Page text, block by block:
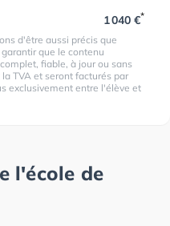
1 040 €*
d'être aussi précis que
que le contenu
fiable, à jour ou sans
TVA et seront facturés par
exclusivement entre l'élève et
l'école de